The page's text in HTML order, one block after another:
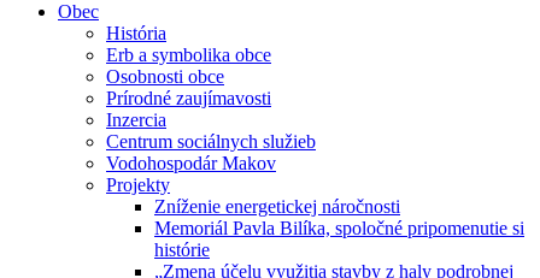
Obec
História
Erb a symbolika obce
Osobnosti obce
Prírodné zaujímavosti
Inzercia
Centrum sociálnych služieb
Vodohospodár Makov
Projekty
Zníženie energetickej náročnosti
Memoriál Pavla Bilíka, spoločné pripomenutie si
histórie
„Zmena účelu využitia stavby z haly podrobnej